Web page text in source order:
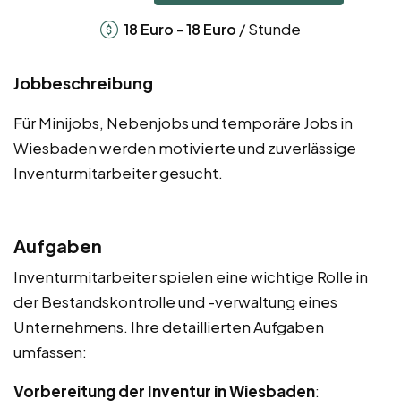
18 Euro -18 Euro / Stunde
Jobbeschreibung
Für Minijobs, Nebenjobs und temporäre Jobs in
Wiesbaden werden motivierte und zuverlässige
Inventurmitarbeiter gesucht.
Aufgaben
Inventurmitarbeiter spielen eine wichtige Rolle in
der Bestandskontrolle und -verwaltung eines
Unternehmens. Ihre detaillierten Aufgaben
umfassen:
Vorbereitung der Inventur in Wiesbaden: